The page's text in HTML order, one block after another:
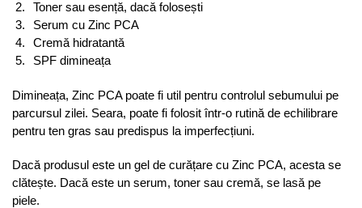
Toner sau esență, dacă folosești
Serum cu Zinc PCA
Cremă hidratantă
SPF dimineața
Dimineața, Zinc PCA poate fi util pentru controlul sebumului pe
parcursul zilei. Seara, poate fi folosit într-o rutină de echilibrare
pentru ten gras sau predispus la imperfecțiuni.
Dacă produsul este un gel de curățare cu Zinc PCA, acesta se
clătește. Dacă este un serum, toner sau cremă, se lasă pe
piele.